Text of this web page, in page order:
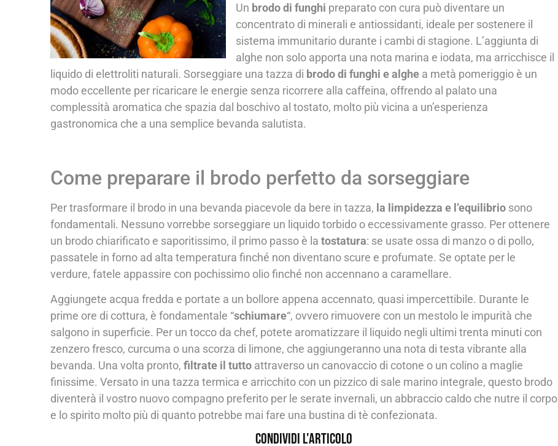
Un brodo di funghi preparato con cura può diventare un
concentrato di minerali e antiossidanti, ideale per sostenere il
sistema immunitario durante i cambi di stagione. L’aggiunta di
alghe non solo apporta una nota marina e iodata, ma arricchisce il
liquido di elettroliti naturali. Sorseggiare una tazza di brodo di funghi e alghe a metà pomeriggio è un
modo eccellente per ricaricare le energie senza ricorrere alla caffeina, offrendo al palato una
complessità aromatica che spazia dal boschivo al tostato, molto più vicina a un’esperienza
gastronomica che a una semplice bevanda salutista.
Come preparare il brodo perfetto da sorseggiare
Per trasformare il brodo in una bevanda piacevole da bere in tazza, la limpidezza e l’equilibrio sono
fondamentali. Nessuno vorrebbe sorseggiare un liquido torbido o eccessivamente grasso. Per ottenere
un brodo chiarificato e saporitissimo, il primo passo è la tostatura: se usate ossa di manzo o di pollo,
passatele in forno ad alta temperatura finché non diventano scure e profumate. Se optate per le
verdure, fatele appassire con pochissimo olio finché non accennano a caramellare.
Aggiungete acqua fredda e portate a un bollore appena accennato, quasi impercettibile. Durante le
prime ore di cottura, è fondamentale “schiumare“, ovvero rimuovere con un mestolo le impurità che
salgono in superficie. Per un tocco da chef, potete aromatizzare il liquido negli ultimi trenta minuti con
zenzero fresco, curcuma o una scorza di limone, che aggiungeranno una nota di testa vibrante alla
bevanda. Una volta pronto, filtrate il tutto attraverso un canovaccio di cotone o un colino a maglie
finissime. Versato in una tazza termica e arricchito con un pizzico di sale marino integrale, questo brodo
diventerà il vostro nuovo compagno preferito per le serate invernali, un abbraccio caldo che nutre il corpo
e lo spirito molto più di quanto potrebbe mai fare una bustina di tè confezionata.
Condividi l'articolo